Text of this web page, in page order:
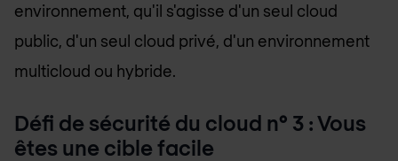
environnement, qu'il s'agisse d'un seul cloud
public, d'un seul cloud privé, d'un environnement
multicloud ou hybride.
Défi de sécurité du cloud n° 3 : Vous
êtes une cible facile